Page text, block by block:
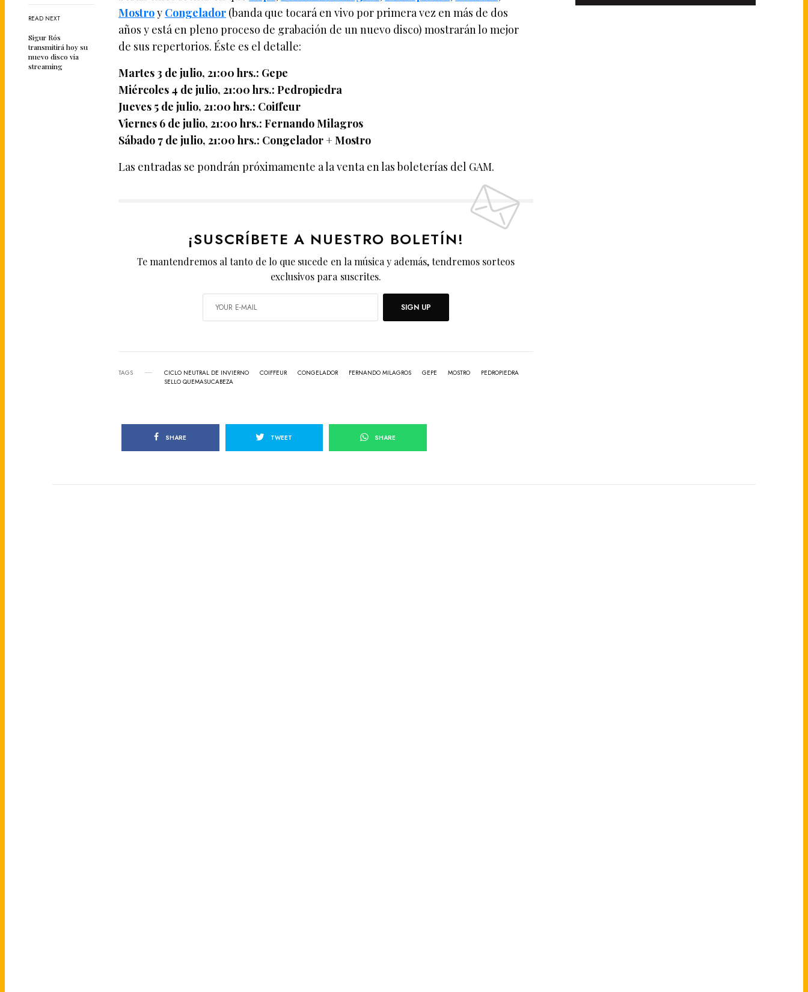
READ NEXT
Sigur Rós
transmitirá hoy su
nuevo disco via
streaming
Mostroy Congelador (banda que tocará en vivo por primera vez en más de dos
años y está en pleno proceso de grabación de un nuevo disco) mostrarán lo mejor
de sus repertorios. Éste es el detalle:
Martes 3 de julio, 21:00 hrs.: Gepe
Miércoles 4 de julio, 21:00 hrs.: Pedropiedra
Jueves 5 de julio, 21:00 hrs.: Coiffeur
Viernes 6 de julio, 21:00 hrs.: Fernando Milagros
Sábado 7 de julio, 21:00 hrs.: Congelador + Mostro
Las entradas se pondrán próximamente a la venta en las boleterías del GAM.
¡SUSCRÍBETE A NUESTRO BOLETÍN!
Te mantendremos al tanto de lo que sucede en la música y además, tendremos sorteos
exclusivos para suscrites.
SIGN UP
TAGS CICLO NEUTRAL DE INVIERNO COIFFEUR CONGELADOR FERNANDO MILAGROS GEPE MOSTRO
PEDROPIEDRA
SELLO QUEMASUCABEZA
SHARE TWEET SHARE